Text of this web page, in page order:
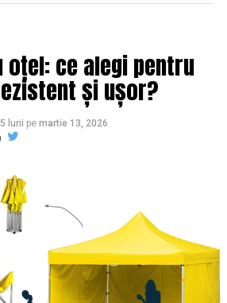
oțel: ce alegi pentru
și ușor?
luni pe martie 13, 2026